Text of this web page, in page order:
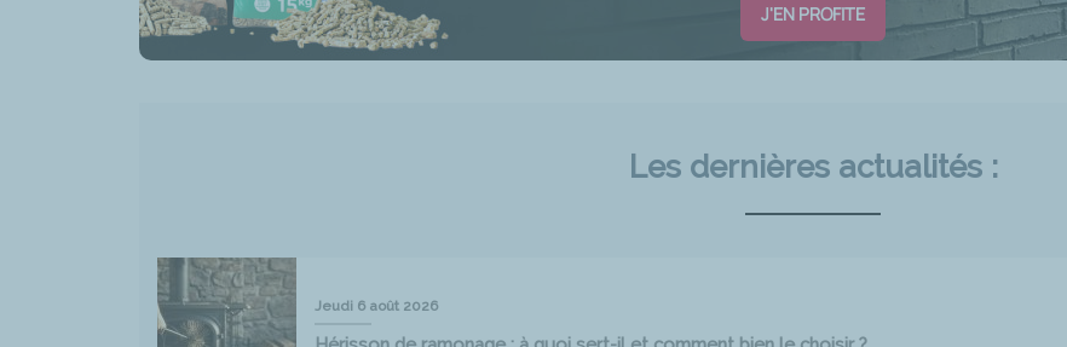
J'EN PROFITE
Les dernières actualités :
Jeudi 6 août 2026